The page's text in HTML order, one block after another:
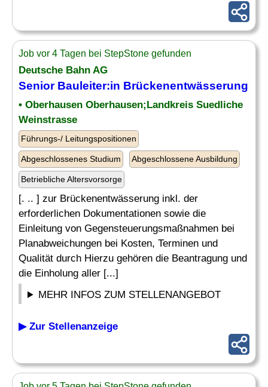
Job vor 4 Tagen bei StepStone gefunden
Deutsche Bahn AG
Senior Bauleiter:in Brückenentwässerung
• Oberhausen Oberhausen;Landkreis Suedliche
Weinstrasse
Führungs-/ Leitungspositionen
Abgeschlossenes Studium Abgeschlossene Ausbildung
Betriebliche Altersvorsorge
[. .. ] zur Brückenentwässerung inkl. der
erforderlichen Dokumentationen sowie die
Einleitung von Gegensteuerungsmaßnahmen bei
Planabweichungen bei Kosten, Terminen und
Qualität durch Hierzu gehören die Beantragung und
die Einholung aller [...]
MEHR INFOS ZUM STELLENANGEBOT
▶ Zur Stellenanzeige